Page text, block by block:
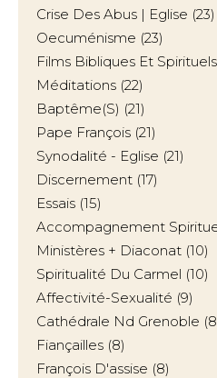
Crise Des Abus | Eglise (23)
Oecuménisme (23)
Films Bibliques Et Spirituels
Méditations (22)
Baptême(s) (21)
Pape François (21)
Synodalité - Eglise (21)
Discernement (17)
Essais (15)
Accompagnement
Ministères + Diaconat (10)
Spiritualité Du Carmel (10)
Affectivité-Sexualité (9)
Cathédrale Nd Grenoble
Fiançailles (8)
François D'assise (8)